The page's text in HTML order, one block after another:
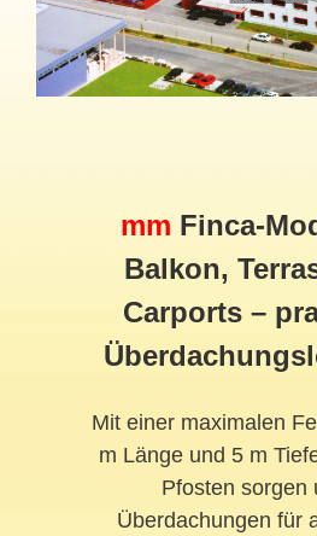
mm Finca-
Balkon,
Carports –
Mit einer maximalen
m Länge und 5 m
Pfosten sorgen
Überdachungen für